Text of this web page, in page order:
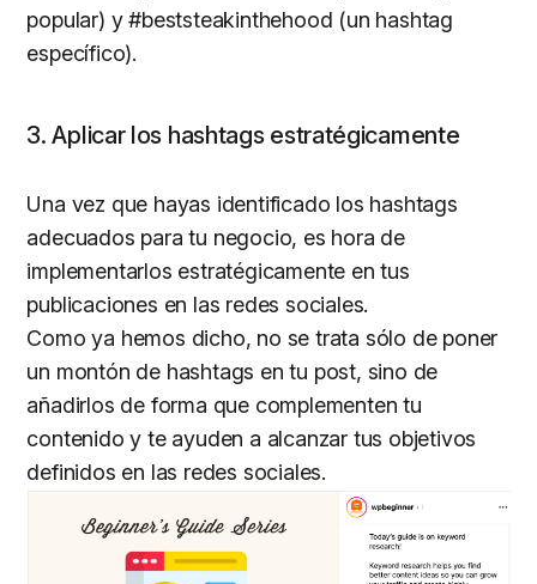
popular) y #beststeakinthehood (un hashtag
específico).
3. Aplicar los hashtags estratégicamente
Una vez que hayas identificado los hashtags
adecuados para tu negocio, es hora de
implementarlos estratégicamente en tus
publicaciones en las redes sociales.
Como ya hemos dicho, no se trata sólo de poner
un montón de hashtags en tu post, sino de
añadirlos de forma que complementen tu
contenido y te ayuden a alcanzar tus objetivos
definidos en las redes sociales.